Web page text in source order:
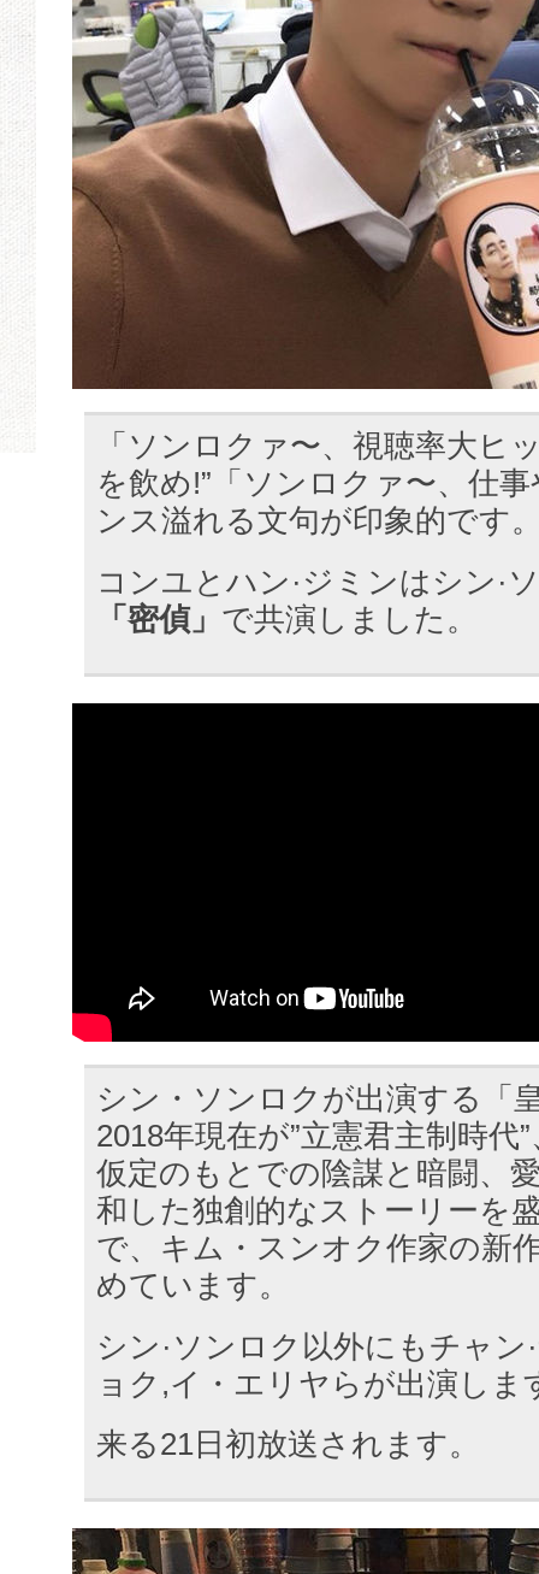
「ソンロクァ〜、視聴率大ヒ
を飲め!”「ソンロクァ〜、仕
ンス溢れる文句が印象的です
コンユとハン·ジミンはシン·
「密偵」 で共演しました。
シン・ソンロクが出演する「
2018年現在が”立憲君主制時代
仮定のもとでの陰謀と暗闘、
和した独創的なストーリーを
で、キム・スンオク作家の新
めています。
シン·ソンロク以外にもチャン
ョク,イ・エリヤらが出演しま
来る21日初放送されます。